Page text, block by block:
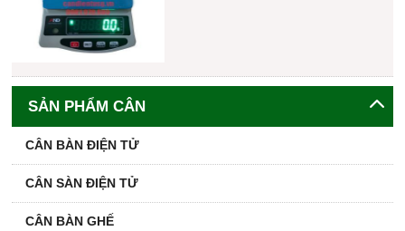
SẢN PHẨM CÂN
CÂN BÀN ĐIỆN TỬ
CÂN SÀN ĐIỆN TỬ
CÂN BÀN GHẾ